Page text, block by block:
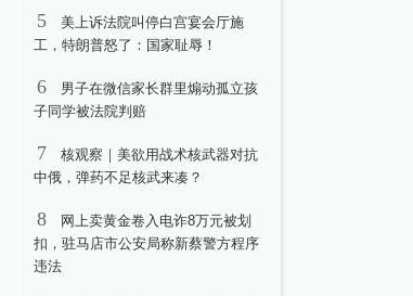
5
美上诉法院叫停白宫宴会厅施
工，特朗普怒了：国家耻辱！
6
男子在微信家长群里煽动孤立孩
子同学被法院判赔
7
核观察｜美欲用战术核武器对抗
中俄，弹药不足核武来凑？
8
网上卖黄金卷入电诈8万元被划
扣，驻马店市公安局称新蔡警方程序
违法